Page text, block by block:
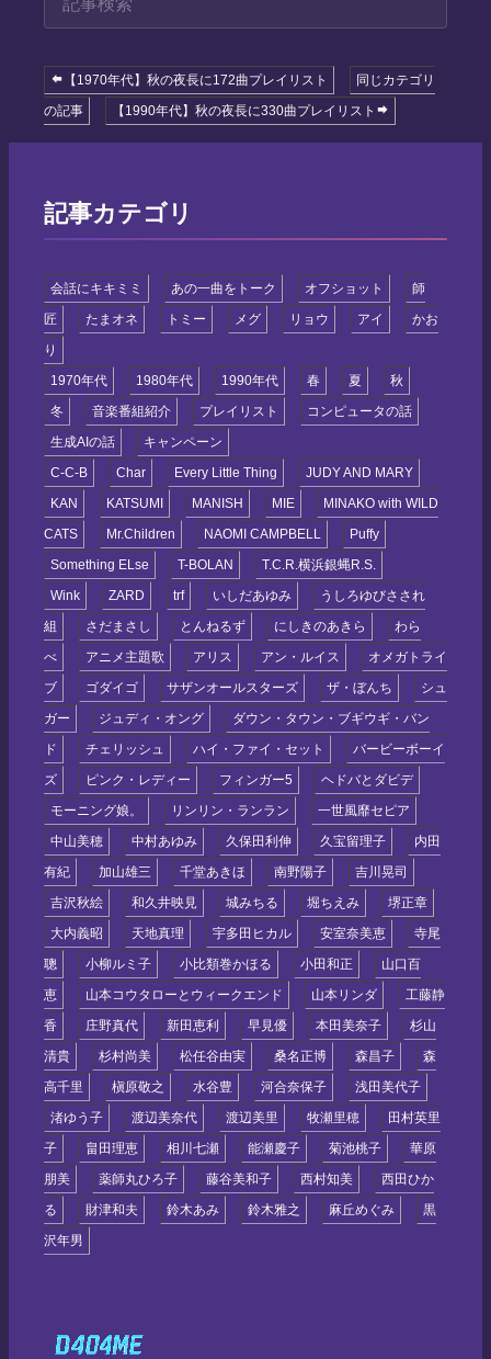
【1970年代】秋の夜長に172曲プレイリスト
同じカテゴリ
の記事
【1990年代】秋の夜長に330曲プレイリスト
記事カテゴリ
会話にキキミミ あの一曲をトーク オフショット
師
匠
たまオネ トミー メグ リョウ アイ
かお
り
1970年代
1980年代 1990年代 春 夏
秋
冬
音楽番組紹介 プレイリスト
コンピュータの話
生成AIの話
キャンペーン
C-C-B
Char Every Little Thing
JUDY AND MARY
KAN
KATSUMI MANISH MIE
MINAKO with WILD
CATS
Mr.Children NAOMI CAMPBELL
Puffy
Something ELse
T-BOLAN
T.C.R.横浜銀蝿R.S.
Wink
ZARD trf いしだあゆみ
うしろゆびさされ
組
さだまさし とんねるず にしきのあきら
わら
べ
アニメ主題歌 アリス アン・ルイス
オメガトライ
ブ
ゴダイゴ サザンオールスターズ ザ・ぼんち
シュ
ガー
ジュディ・オング
ダウン・タウン・ブギウギ・バン
ド
チェリッシュ ハイ・ファイ・セット
バービーボーイ
ズ
ピンク・レディー フィンガー5
ヘドバとダビデ
モーニング娘。
リンリン・ランラン
一世風靡セピア
中山美穂
中村あゆみ 久保田利伸 久宝留理子
内田
有紀
加山雄三 千堂あきほ 南野陽子
吉川晃司
吉沢秋絵
和久井映見 城みちる 堀ちえみ
堺正章
大内義昭
天地真理 宇多田ヒカル 安室奈美恵
寺尾
聰
小柳ルミ子 小比類巻かほる 小田和正
山口百
恵
山本コウタローとウィークエンド 山本リンダ
工藤静
香
庄野真代 新田恵利 早見優 本田美奈子
杉山
清貴
杉村尚美 松任谷由実 桑名正博 森昌子
森
高千里
槇原敬之 水谷豊 河合奈保子
浅田美代子
渚ゆう子
渡辺美奈代 渡辺美里 牧瀬里穂
田村英里
子
畠田理恵 相川七瀬 能瀬慶子 菊池桃子
華原
朋美
薬師丸ひろ子 藤谷美和子 西村知美
西田ひか
る
財津和夫 鈴木あみ 鈴木雅之 麻丘めぐみ
黒
沢年男